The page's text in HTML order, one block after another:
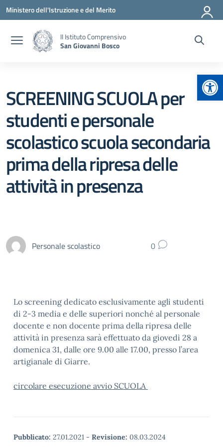
Vai ai contenuti
Vai al menu di navigazione
Vai al footer
Ministero dell'Istruzione e del Merito
II Istituto Comprensivo
San Giovanni Bosco
SCREENING SCUOLA per
studenti e personale
scolastico scuola secondaria
prima della ripresa delle
attività in presenza
Personale scolastico 0
Lo screening dedicato esclusivamente agli studenti
di 2-3 media e delle superiori nonché al personale
docente e non docente prima della ripresa delle
attività in presenza sarà effettuato da giovedì 28 a
domenica 31, dalle ore 9.00 alle 17.00, presso l’area
artigianale di Giarre.
circolare esecuzione avvio SCUOLA
Pubblicato: 27.01.2021 - Revisione: 08.03.2024